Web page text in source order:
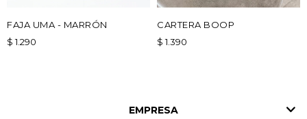
FAJA UMA - MARRÓN
$ 1.290
CARTERA BOOP
$ 1.390
EMPRESA